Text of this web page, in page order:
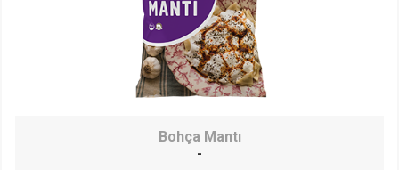
Bohça Mantı
-